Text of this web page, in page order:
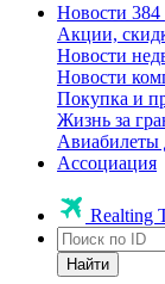
Новости 384
Акции,
Новости
Новости
Покупка и
Жизнь за
Авиабилеты
Ассоциация
Realting
Найти